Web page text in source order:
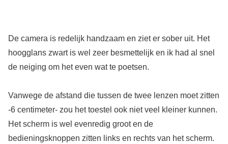
De camera is redelijk handzaam en ziet er sober uit. Het
hoogglans zwart is wel zeer besmettelijk en ik had al snel
de neiging om het even wat te poetsen.
Vanwege de afstand die tussen de twee lenzen moet zitten
-6 centimeter- zou het toestel ook niet veel kleiner kunnen.
Het scherm is wel evenredig groot en de
bedieningsknoppen zitten links en rechts van het scherm.